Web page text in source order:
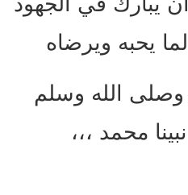
يحبه ويرضاه
الله وسلم
محمد ،،،